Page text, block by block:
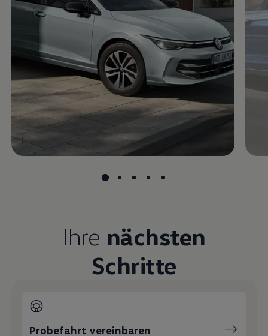
1
Ihre nächsten
Schritte
Probefahrt vereinbaren